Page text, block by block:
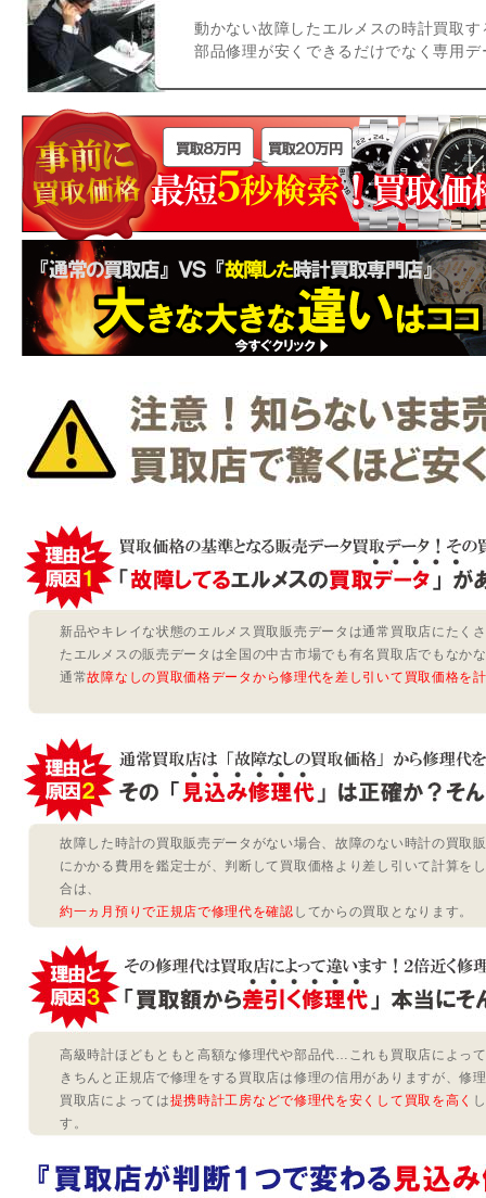
動かない故障したエルメスの時計買取
部品修理が安くできるだけでなく専用
新品やキレイな状態のエルメス買取販売データは通常買取店にたく
たエルメスの販売データは全国の中古市場でも有名買取店でもなか
通常故障なしの買取価格データから修理代を差し引いて買取価格を
故障した時計の買取販売データがない場合、故障のない時計の買取
にかかる費用を鑑定士が、判断して買取価格より差し引いて計算を
合は、
約一ヵ月預りで正規店で修理代を確認 してからの買取となります。
高級時計ほどもともと高額な修理代や部品代…これも買取店によっ
きちんと正規店で修理をする買取店は修理の信用がありますが、修
買取店によっては提携時計工房などで修理代を安くして買取を高く
す。